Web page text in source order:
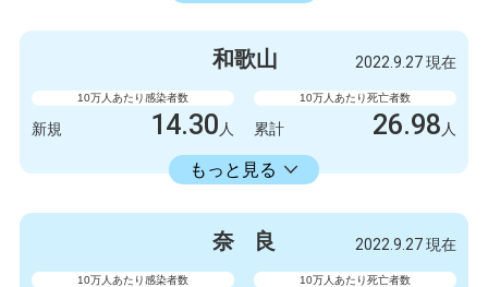
999人 新規
1003778 2845
和歌山 2022.9.27 現在
10万人あたり感染者数
新規 14.30 人
10万人あたり死亡者数
累計 26.98 人
もっと見る
14336.11人
人 新規
132327 249
奈 良 2022.9.27 現在
10万人あたり感染者数 10万人あたり死亡者数